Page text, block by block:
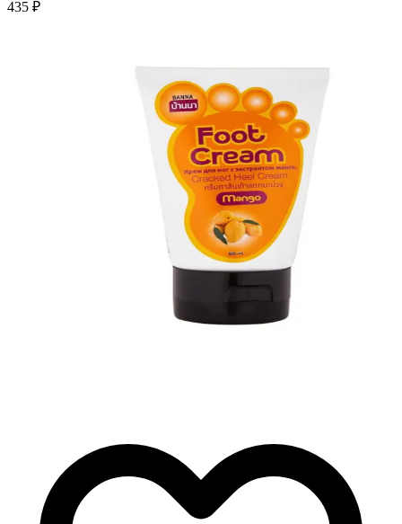
435 ₽